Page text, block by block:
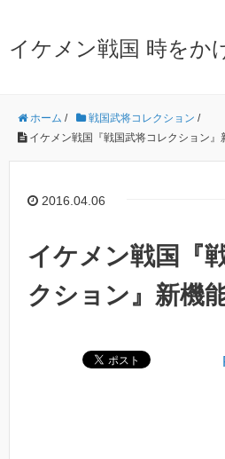
イケメン戦国 時をか
ホーム / 戦国武将コレクション /
イケメン戦国『戦国武将コレクション』
2016.04.06
イケメン戦国『
クション』新機